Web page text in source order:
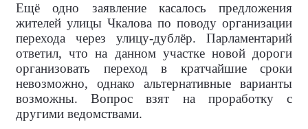
Ещё одно заявление касалось предложения
жителей улицы Чкалова по поводу организации
перехода через улицу-дублёр. Парламентарий
ответил, что на данном участке новой дороги
организовать переход в кратчайшие сроки
невозможно, однако альтернативные варианты
возможны. Вопрос взят на проработку с
другими ведомствами.